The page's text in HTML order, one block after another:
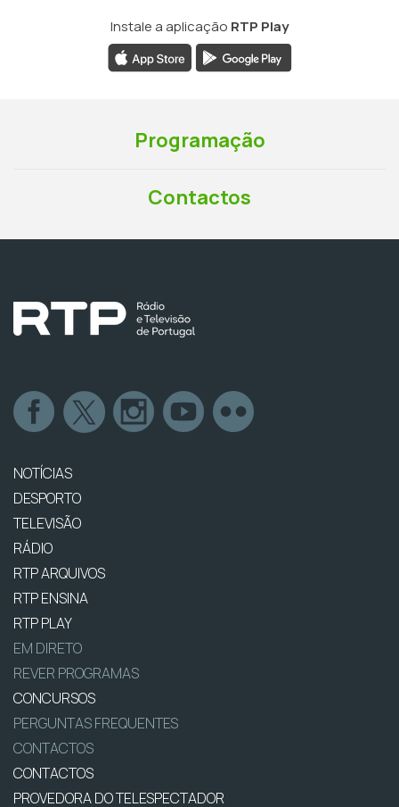
Instale a aplicação RTP Play
Programação
Contactos
NOTÍCIAS
DESPORTO
TELEVISÃO
RÁDIO
RTP ARQUIVOS
RTP ENSINA
RTP PLAY
EM DIRETO
REVER PROGRAMAS
CONCURSOS
PERGUNTAS FREQUENTES
CONTACTOS
CONTACTOS
PROVEDORA DO TELESPECTADOR